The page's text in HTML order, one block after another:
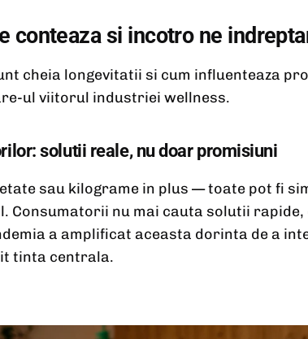
conteaza si incotro ne
cheia longevitatii si cum influenteaza
ul viitorul industriei wellness.
solutii reale, nu doar promisiuni
sau kilograme in plus — toate pot fi
Consumatorii nu mai cauta solutii
a amplificat aceasta dorinta de a
tinta centrala.